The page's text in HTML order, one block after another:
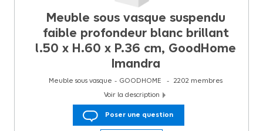
Meuble sous vasque suspendu
faible profondeur blanc brillant
l.50 x H.60 x P.36 cm, GoodHome
Imandra
Meuble sous vasque GOODHOME 2202 membres
Voir la description
H.60 x P.36 cm, GoodHome Imandra Disponible dans diverses
couleurs et dimensions, la gamme Imandra est une solution
Poser une question